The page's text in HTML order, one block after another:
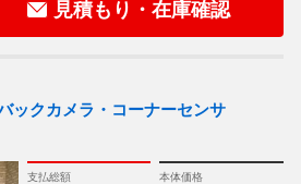
見積もり・在庫確認
ックカメラ・コーナーセンサ
支払総額 本体価格